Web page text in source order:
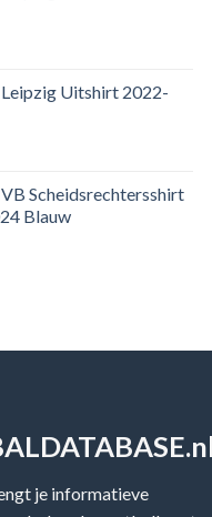
Uitshirt 2022-
Scheidsrechtersshirt
Blauw
je informatieve